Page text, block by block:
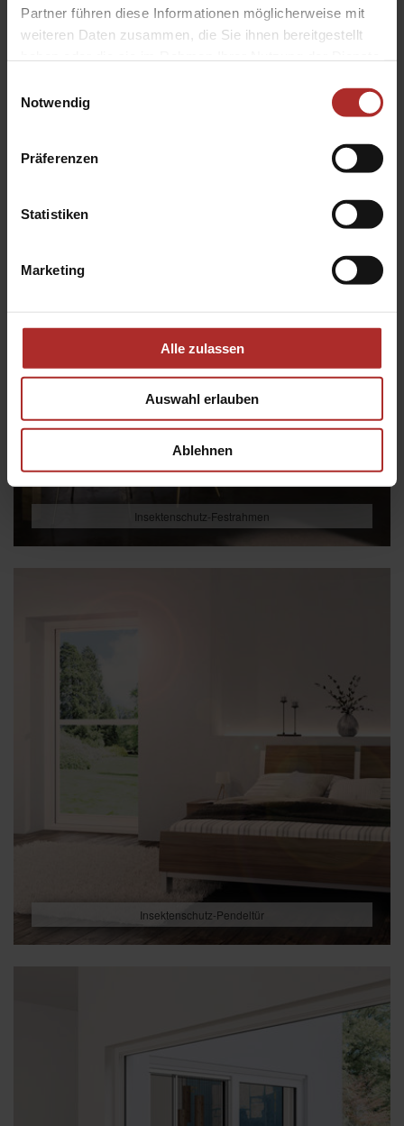
Partner führen diese Informationen möglicherweise mit
weiteren Daten zusammen, die Sie ihnen bereitgestellt
Notwendig
Präferenzen
Statistiken
Marketing
Alle zulassen
Auswahl erlauben
Ablehnen
Insektenschutz-Festrahmen
Insektenschutz-Pendeltür